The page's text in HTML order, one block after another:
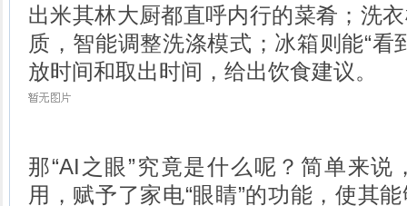
出米其林大厨都直呼内行的菜肴；洗
质，智能调整洗涤模式；冰箱则能“看
放时间和取出时间，给出饮食建议。
那“AI之眼”究竟是什么呢？简单来
用，赋予了家电“眼睛”的功能，使其